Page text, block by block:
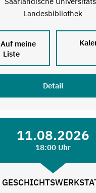
Landesbibliothek
Auf meine
Liste
Detail
11.08.2026
18:00 Uhr